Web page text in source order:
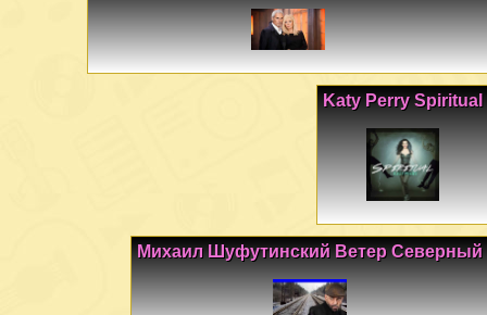
Katy Perry Spiritual
Михаил Шуфутинский Ветер Северный